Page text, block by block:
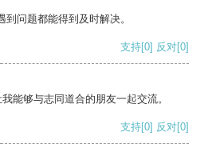
问题都能得到及时解决。
支持[0] 反对[0]
能够与志同道合的朋友一起交流。
支持[0] 反对[0]